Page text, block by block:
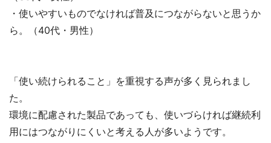
・使いやすいものでなければ普及につながらないと思うか
ら。（40代・男性）
「使い続けられること」を重視する声が多く見られまし
た。
環境に配慮された製品であっても、使いづらければ継続利
用にはつながりにくいと考える人が多いようです。